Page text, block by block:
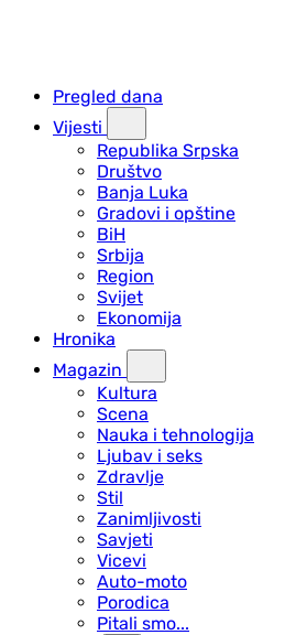
Pregled dana
Vijesti
Republika Srpska
Društvo
Banja Luka
Gradovi i opštine
BiH
Srbija
Region
Svijet
Ekonomija
Hronika
Magazin
Kultura
Scena
Nauka i tehnologija
Ljubav i seks
Zdravlje
Stil
Zanimljivosti
Savjeti
Vicevi
Auto-moto
Porodica
Pitali smo...